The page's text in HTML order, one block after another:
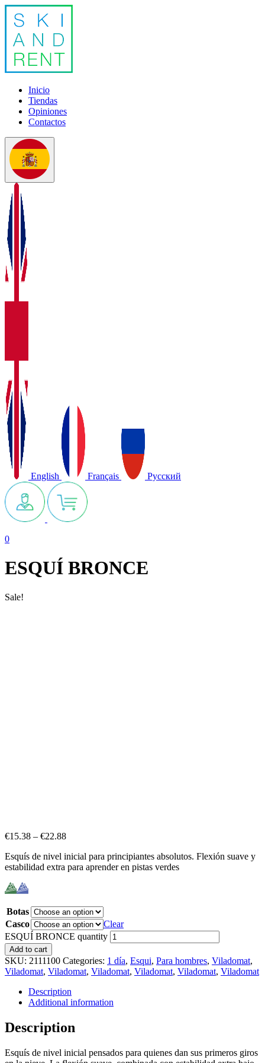
Inicio
Tiendas
Opiniones
Contactos
English Français Русский
0
ESQUÍ BRONCE
Sale!
€15.38 – €22.88
Esquís de nivel inicial para principiantes absolutos. Flexión suave y
estabilidad extra para aprender en pistas verdes
Botas
Casco
Clear
ESQUÍ BRONCE quantity
Add to cart
SKU: 2111100 Categories: 1 día, Esqui, Para hombres, Viladomat,
Viladomat, Viladomat, Viladomat, Viladomat, Viladomat, Viladomat
Description
Additional information
Description
Esquís de nivel inicial pensados para quienes dan sus primeros giros